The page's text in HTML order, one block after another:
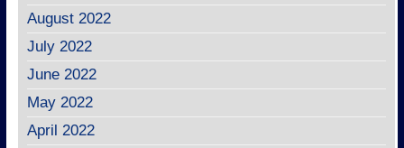
August 2022
July 2022
June 2022
May 2022
April 2022